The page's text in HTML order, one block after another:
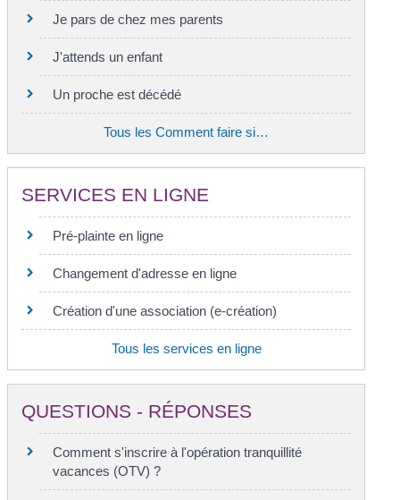
Je pars de chez mes parents
J'attends un enfant
Un proche est décédé
Tous les Comment faire si…
SERVICES EN LIGNE
Pré-plainte en ligne
Changement d'adresse en ligne
Création d'une association (e-création)
Tous les services en ligne
QUESTIONS - RÉPONSES
Comment s'inscrire à l'opération tranquillité
vacances (OTV) ?